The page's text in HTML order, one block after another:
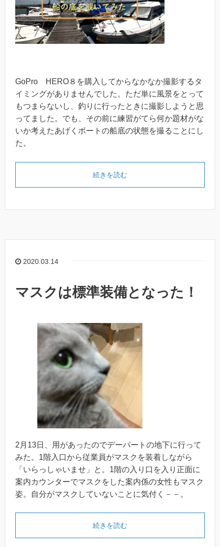
GoPro HERO８を購入してからなかなか撮影するタ
イミングがありませんでした。ただ単に風景をとって
もつまらないし、釣りに行ったときに撮影しようと思
ってました。でも、その前に練習がてら何か題材がな
いか考えたあげくボートの船底の状態を撮ることにし
た。
続きを読む
2020.03.14
マスクは標準装備となった！
2月13日、用があったのでデーパートの地下に行って
みた。1階入口から従業員がマスクを装着しながら
「いらっしゃいませ」と。1階の入り口を入り正面に
案内カウンターでマスクをした案内係の女性もマスク
姿。自分がマスクしていないことに気付く－－。
続きを読む